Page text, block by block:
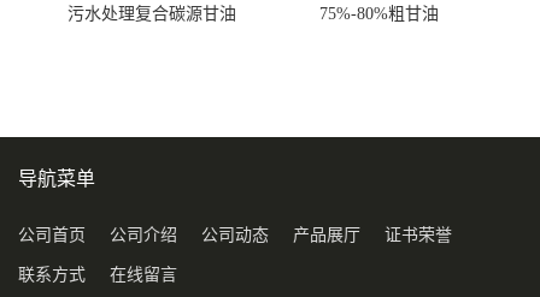
污水处理复合碳源甘油
75%-80%粗甘油
导航菜单
公司首页 公司介绍 公司动态 产品展厅 证书荣誉
联系方式 在线留言